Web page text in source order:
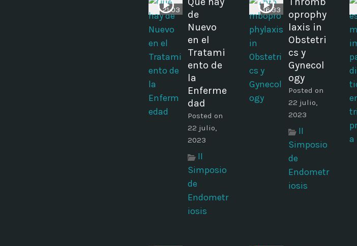
21:03
de
Nuevo
en el
Tratami
ento de
la
Enferme
dad
Posted on
22 julio,
2023
II
Simposio
de
Endometr
iosis
16:33
oprophy
laxis in
Obstetri
cs y
Gynecol
ogy
Posted on
22 julio,
2023
II
Simposio
de
Endometr
iosis